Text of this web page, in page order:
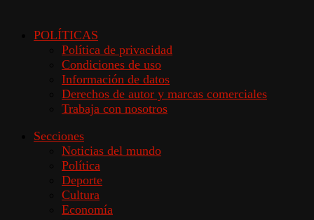
POLÍTICAS
Política de privacidad
Condiciones de uso
Información de datos
Derechos de autor y marcas comerciales
Trabaja con nosotros
Secciones
Noticias del mundo
Política
Deporte
Cultura
Economía